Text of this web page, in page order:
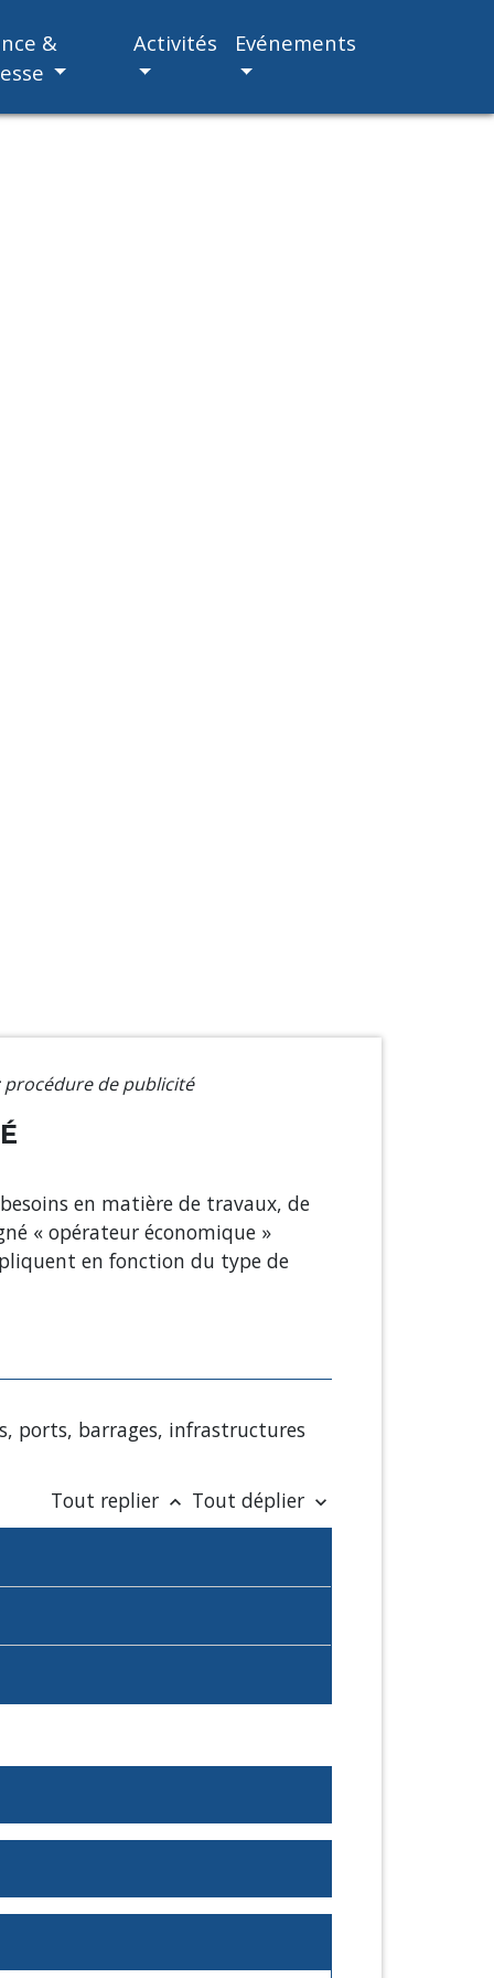
&
Activités Evénements
procédure de publicité
en matière de travaux, de
« opérateur économique »
en fonction du type de
ports, barrages, infrastructures
Tout replier keyboard_arrow_up Tout déplier keyboard_arrow_down